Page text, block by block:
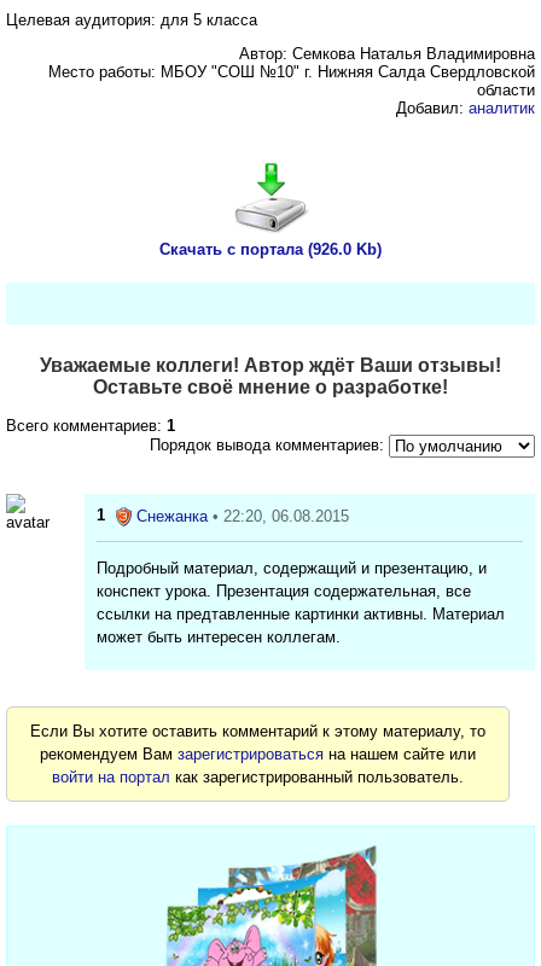
Целевая аудитория: для 5 класса
Автор: Семкова Наталья Владимировна
Место работы: МБОУ "СОШ №10" г. Нижняя Салда Свердловской
области
Добавил: аналитик
Скачать с портала (926.0 Kb)
Уважаемые коллеги! Автор ждёт Ваши отзывы!
Оставьте своё мнение о разработке!
Всего комментариев: 1
Порядок вывода комментариев:
1 Снежанка • 22:20, 06.08.2015
Подробный материал, содержащий и презентацию, и
конспект урока. Презентация содержательная, все
ссылки на предтавленные картинки активны. Материал
может быть интересен коллегам.
Если Вы хотите оставить комментарий к этому материалу, то
рекомендуем Вамзарегистрироваться на нашем сайте или
войти на портал как зарегистрированный пользователь.